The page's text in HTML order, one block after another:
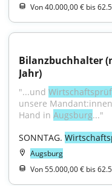
Von 40.000,00 € bis
Bilanzbuchhalter
Jahr)
"...und
unsere
Hand in Augsburg..."
SONNTAG.
Augsburg
Von 55.000,00 € bis